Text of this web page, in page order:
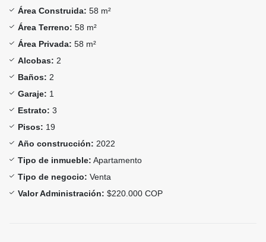
Área Construida: 58 m²
Área Terreno: 58 m²
Área Privada: 58 m²
Alcobas: 2
Baños: 2
Garaje: 1
Estrato: 3
Pisos: 19
Año construcción: 2022
Tipo de inmueble: Apartamento
Tipo de negocio: Venta
Valor Administración: $220.000 COP